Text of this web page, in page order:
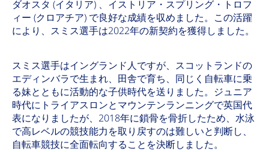
ダオスタ (イタリア) 、イストリア・スプリング・トロフ
ィー (クロアチア) で良好な成績を収めました。この活躍
により、スミス選手は2022年の新契約を獲得しました。
スミス選手はイングランド人ですが、スコットランドの
エディンバラで生まれ、田舎で育ち、同じく自転車に乗
る妹とともに活動的な子供時代を送りました。ジュニア
時代にトライアスロンとマウンテンランニングで英国代
表になりましたが、2018年に鎖骨を骨折したため、水泳
で高レベルの競技能力を取り戻すのは難しいと判断し、
自転車競技に全面転向することを決断しました。